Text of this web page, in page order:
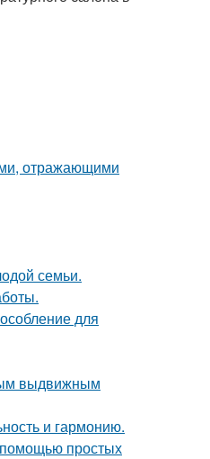
отражающими
семьи.
для
выдвижным
и гармонию.
помощью простых